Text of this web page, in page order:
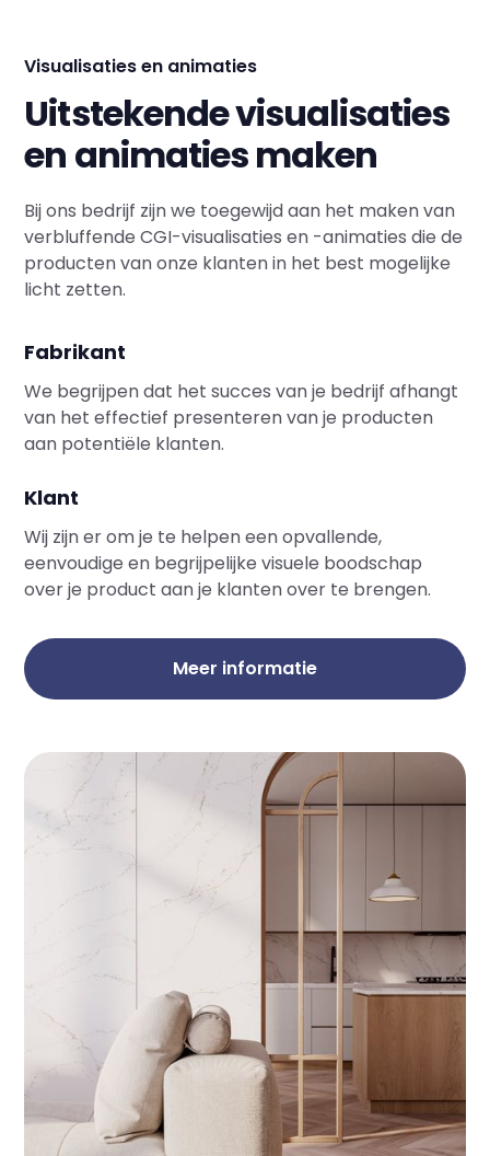
Visualisaties en animaties
Uitstekende visualisaties
en animaties maken
Bij ons bedrijf zijn we toegewijd aan het maken van
verbluffende CGI-visualisaties en -animaties die de
producten van onze klanten in het best mogelijke
licht zetten.
Fabrikant
We begrijpen dat het succes van je bedrijf afhangt
van het effectief presenteren van je producten
aan potentiële klanten.
Klant
Wij zijn er om je te helpen een opvallende,
eenvoudige en begrijpelijke visuele boodschap
over je product aan je klanten over te brengen.
Meer informatie